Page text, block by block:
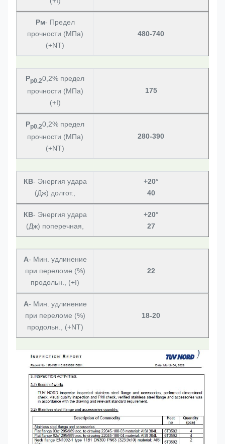
Рм- Предел
прочности (МПа)
(+NT)
480-740
Рр0.20,2% предел
прочности (МПа)
(+I)
175
Рр0.20,2% предел
прочности (МПа)
(+NT)
280-390
КВ- Энергия удара
(Дж) долгот.,
+20°
40
КВ- Энергия удара
(Дж) поперечная,
+20°
27
А- Мин. удлинение
при переломе (%)
продольн., (+I)
22
А- Мин. удлинение
при переломе (%)
продольн., (+NT)
18-20